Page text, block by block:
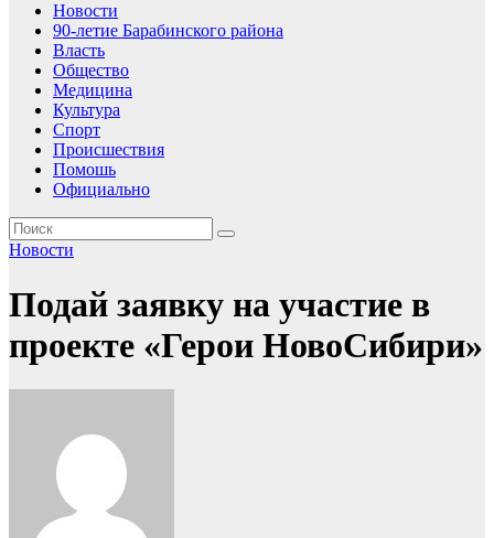
Новости
90-летие Барабинского района
Власть
Общество
Медицина
Культура
Спорт
Происшествия
Помошь
Официально
Новости
Подай заявку на участие в
проекте «Герои НовоСибири»